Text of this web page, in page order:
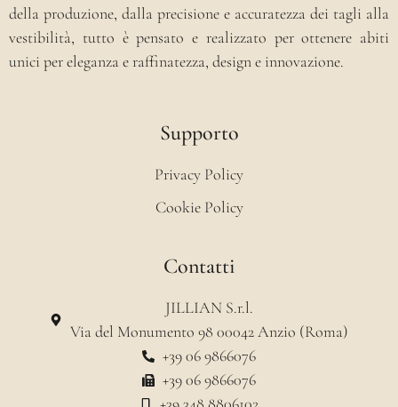
della produzione, dalla precisione e accuratezza dei tagli alla
vestibilità, tutto è pensato e realizzato per ottenere abiti
unici per eleganza e raffinatezza, design e innovazione.
Supporto
Privacy Policy
Cookie Policy
Contatti
JILLIAN S.r.l.
Via del Monumento 98 00042 Anzio (Roma)
+39 06 9866076
+39 06 9866076